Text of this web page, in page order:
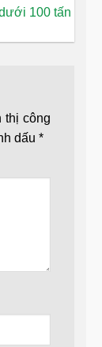
100 tấn
thị công
dấu *